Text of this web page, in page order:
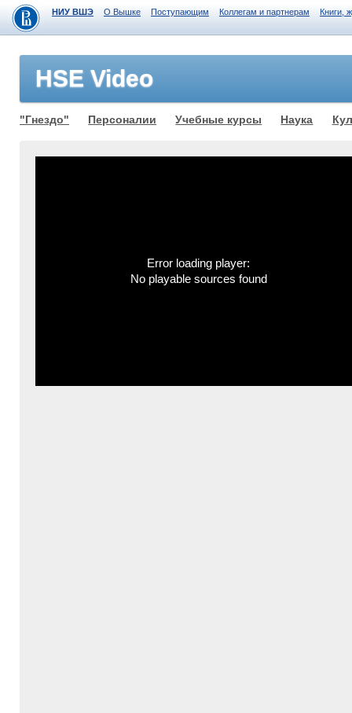
НИУ ВШЭ О Вышке Поступающим Коллегам и партнерам Книги,
HSE Video
"Гнездо" Персоналии Учебные курсы Наука
Error loading player:
No playable sources found